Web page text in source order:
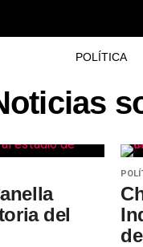
POLÍTICA
del